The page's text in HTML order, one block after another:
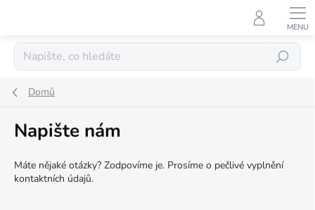
Hledat
Domů
Napište nám
Máte nějaké otázky? Zodpovíme je. Prosíme o pečlivé vyplnění
kontaktních údajů.